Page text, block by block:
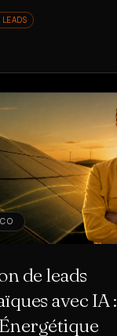
de leads
avec IA :